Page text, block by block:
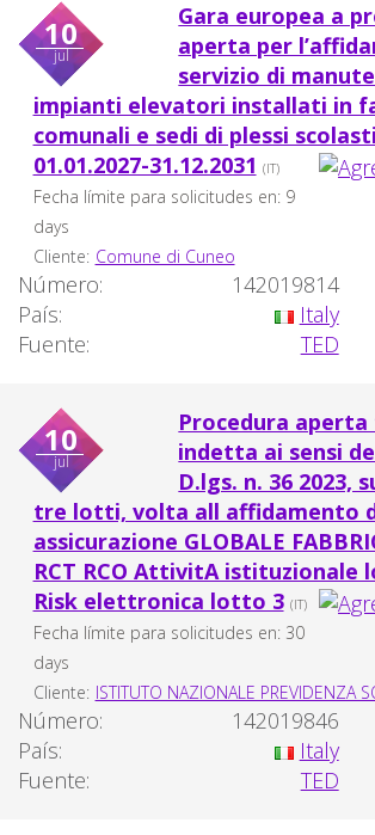
10
jul
Gara europea a
aperta per
servizio di
impianti elevatori installati in
comunali e sedi di plessi
01.01.2027-31.12.2031 (IT)
Fecha límite para solicitudes en: 9
days
Cliente: Comune di Cuneo
Número:
142019814
País:
Italy
Fuente:
TED
10
jul
Procedura
indetta ai sensi
D.lgs. n. 36 2023,
tre lotti, volta all affidamento
assicurazione GLOBALE
RCT RCO AttivitA istituzionale
Risk elettronica lotto 3 (IT)
Fecha límite para solicitudes en: 30
days
Cliente: ISTITUTO NAZIONALE PREVIDENZA
Número:
142019846
País:
Italy
Fuente:
TED